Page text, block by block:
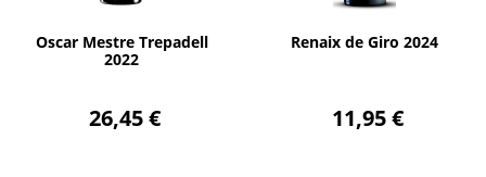
Oscar Mestre Trepadell
2022
26,45 €
AÑADIR
Renaix de Giro 2024
11,95 €
AÑADIR